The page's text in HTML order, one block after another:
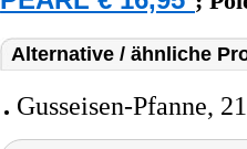
Alternative / ähnliche
Gusseisen-Pfanne,